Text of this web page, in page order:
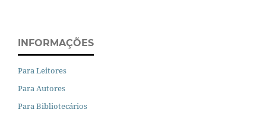
INFORMAÇÕES
Para Leitores
Para Autores
Para Bibliotecários